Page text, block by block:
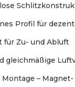
Profil für
für Zu- und Abluft
gleichmäßige
Montage –